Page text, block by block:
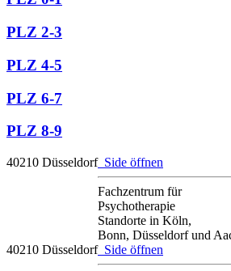
PLZ 2-3
PLZ 4-5
PLZ 6-7
PLZ 8-9
40210 DüsseldorfSide öffnen
Fachzentrum für
Psychotherapie
Standorte in Köln,
Bonn, Düsseldorf und
40210 DüsseldorfSide öffnen